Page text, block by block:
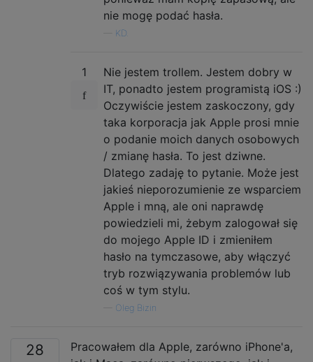
nie mogę podać hasła.
KD.
1
Nie jestem trollem. Jestem dobry w
IT, ponadto jestem programistą iOS :)
Oczywiście jestem zaskoczony, gdy
taka korporacja jak Apple prosi mnie
o podanie moich danych osobowych
/ zmianę hasła. To jest dziwne.
Dlatego zadaję to pytanie. Może jest
jakieś nieporozumienie ze wsparciem
Apple i mną, ale oni naprawdę
powiedzieli mi, żebym zalogował się
do mojego Apple ID i zmieniłem
hasło na tymczasowe, aby włączyć
tryb rozwiązywania problemów lub
coś w tym stylu.
Oleg Bizin
28
Pracowałem dla Apple, zarówno iPhone'a,